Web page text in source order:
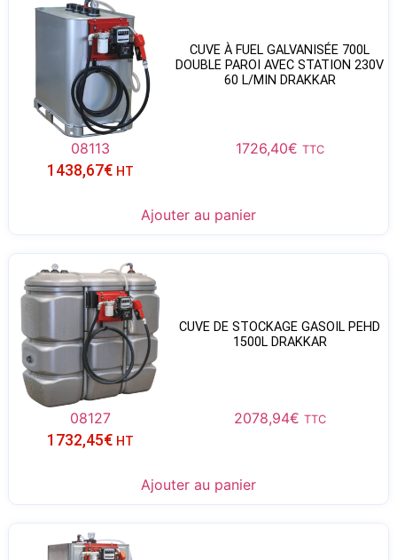
CUVE À FUEL GALVANISÉE 700L
DOUBLE PAROI AVEC STATION 230V
60 L/MIN DRAKKAR
08113 1726,40€ TTC
1438,67€ HT
Ajouter au panier
CUVE DE STOCKAGE GASOIL PEHD
1500L DRAKKAR
08127 2078,94€ TTC
1732,45€ HT
Ajouter au panier